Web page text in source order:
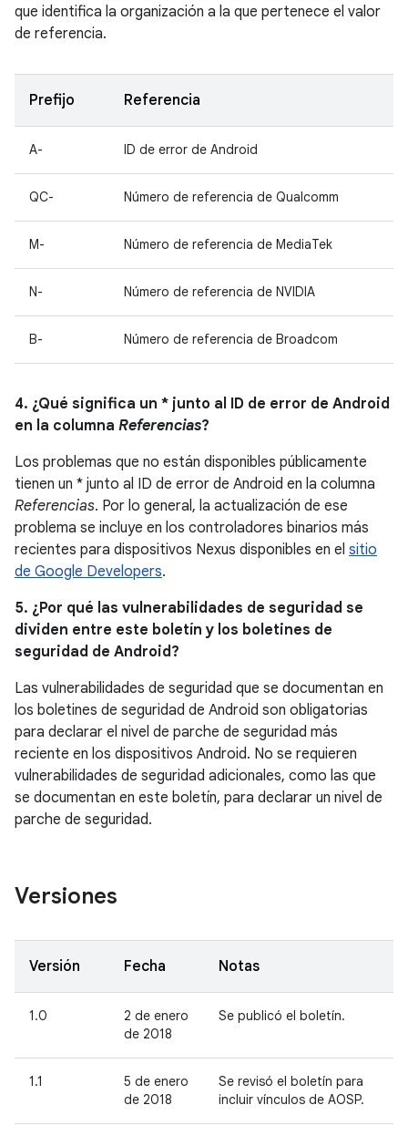
que identifica la organización a la que pertenece el valor
de referencia.
Prefijo Referencia
A- ID de error de Android
QC- Número de referencia de Qualcomm
M- Número de referencia de MediaTek
N- Número de referencia de NVIDIA
B- Número de referencia de Broadcom
4. ¿Qué significa un * junto al ID de error de Android
en la columna Referencias?
Los problemas que no están disponibles públicamente
tienen un * junto al ID de error de Android en la columna
Referencias. Por lo general, la actualización de ese
problema se incluye en los controladores binarios más
recientes para dispositivos Nexus disponibles en el sitio
de Google Developers.
5. ¿Por qué las vulnerabilidades de seguridad se
dividen entre este boletín y los boletines de
seguridad de Android?
Las vulnerabilidades de seguridad que se documentan en
los boletines de seguridad de Android son obligatorias
para declarar el nivel de parche de seguridad más
reciente en los dispositivos Android. No se requieren
vulnerabilidades de seguridad adicionales, como las que
se documentan en este boletín, para declarar un nivel de
parche de seguridad.
Versiones
Versión Fecha Notas
1.0
2 de enero
de 2018
Se publicó el boletín.
1.1
5 de enero
de 2018
Se revisó el boletín para
incluir vínculos de AOSP.